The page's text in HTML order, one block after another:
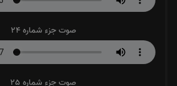
صوت جزء شماره 24
صوت جزء شماره 25